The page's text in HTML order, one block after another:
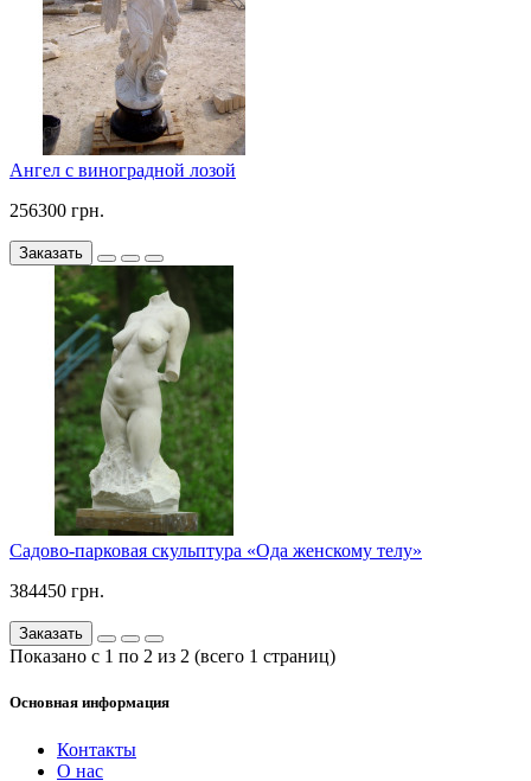
Ангел с виноградной лозой
256300 грн.
Заказать
Садово-парковая скульптура «Ода женскому телу»
384450 грн.
Заказать
Показано с 1 по 2 из 2 (всего 1 страниц)
Основная информация
Контакты
О нас